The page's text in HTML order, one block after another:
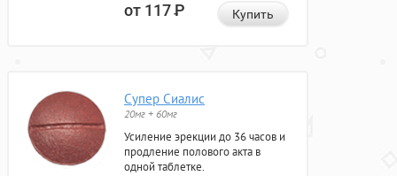
от 117Р Купить
Супер Сиалис
20мг + 60мг
Усиление эрекции до 36 часов и
продление полового акта в
одной таблетке.